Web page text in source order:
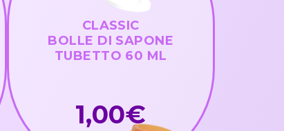
CLASSIC
BOLLE DI SAPONE
TUBETTO 60 ML
1,00€